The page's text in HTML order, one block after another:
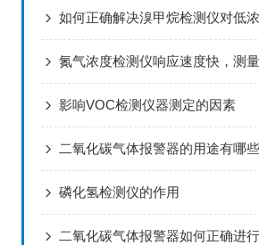
氮气浓度检测仪响应速度快，测
影响VOC检测仪器测定的因素
二氧化碳气体报警器的用途有哪些
磷化氢检测仪的作用
二氧化碳气体报警器如何正确进